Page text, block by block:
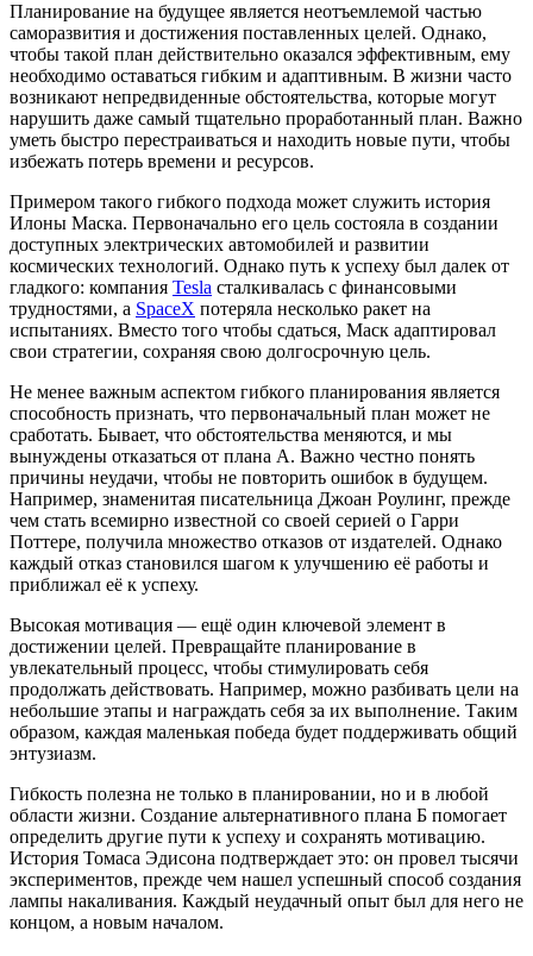
Планирование на будущее является неотъемлемой частью
саморазвития и достижения поставленных целей. Однако,
чтобы такой план действительно оказался эффективным, ему
необходимо оставаться гибким и адаптивным. В жизни часто
возникают непредвиденные обстоятельства, которые могут
нарушить даже самый тщательно проработанный план. Важно
уметь быстро перестраиваться и находить новые пути, чтобы
избежать потерь времени и ресурсов.
Примером такого гибкого подхода может служить история
Илоны Маска. Первоначально его цель состояла в создании
доступных электрических автомобилей и развитии
космических технологий. Однако путь к успеху был далек от
гладкого: компания Tesla сталкивалась с финансовыми
трудностями, а SpaceX потеряла несколько ракет на
испытаниях. Вместо того чтобы сдаться, Маск адаптировал
свои стратегии, сохраняя свою долгосрочную цель.
Не менее важным аспектом гибкого планирования является
способность признать, что первоначальный план может не
сработать. Бывает, что обстоятельства меняются, и мы
вынуждены отказаться от плана А. Важно честно понять
причины неудачи, чтобы не повторить ошибок в будущем.
Например, знаменитая писательница Джоан Роулинг, прежде
чем стать всемирно известной со своей серией о Гарри
Поттере, получила множество отказов от издателей. Однако
каждый отказ становился шагом к улучшению её работы и
приближал её к успеху.
Высокая мотивация — ещё один ключевой элемент в
достижении целей. Превращайте планирование в
увлекательный процесс, чтобы стимулировать себя
продолжать действовать. Например, можно разбивать цели на
небольшие этапы и награждать себя за их выполнение. Таким
образом, каждая маленькая победа будет поддерживать общий
энтузиазм.
Гибкость полезна не только в планировании, но и в любой
области жизни. Создание альтернативного плана Б помогает
определить другие пути к успеху и сохранять мотивацию.
История Томаса Эдисона подтверждает это: он провел тысячи
экспериментов, прежде чем нашел успешный способ создания
лампы накаливания. Каждый неудачный опыт был для него не
концом, а новым началом.